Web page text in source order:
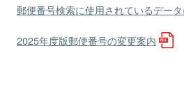
郵便番号検索に使用されているデー
2025年度版郵便番号の変更案内